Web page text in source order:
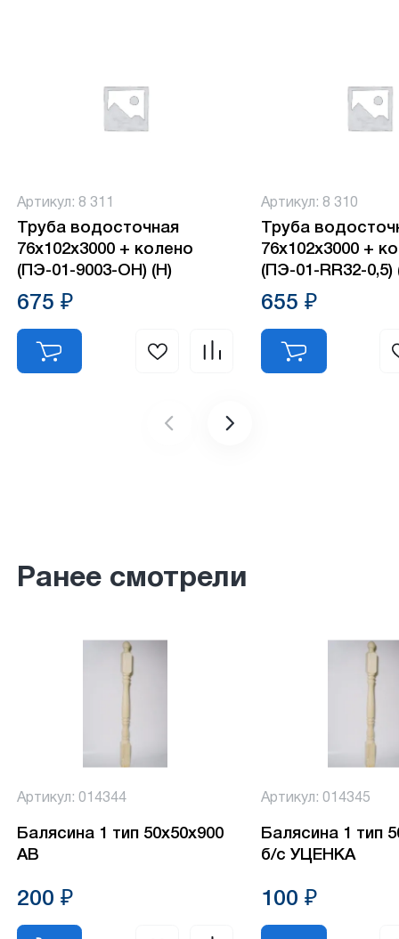
Артикул: 8 311
Труба водосточная
76х102х3000 + колено
(ПЭ-01-9003-ОН) (Н)
675 ₽
Артикул: 8 310
Труба
76х102х3000 +
(ПЭ-01-RR32-0,5)
655 ₽
Ранее смотрели
Артикул: 014344
Балясина 1 тип 50х50х900
АВ
200 ₽
Артикул: 014345
Балясина 1 тип
б/с УЦЕНКА
100 ₽